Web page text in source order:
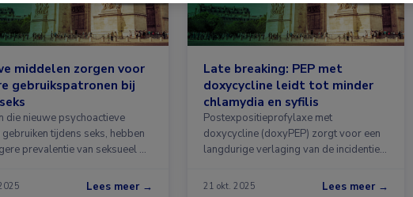
middelen zorgen voor
gebruikspatronen bij
die nieuwe psychoactieve
tijdens seks, hebben
prevalentie van seksueel …
Lees meer →
Late breaking: PEP met
doxycycline leidt tot minder
chlamydia en syfilis
Postexpositieprofylaxe met
doxycycline (doxyPEP) zorgt voor een
langdurige verlaging van de incidentie
21 okt. 2025 Lees meer →